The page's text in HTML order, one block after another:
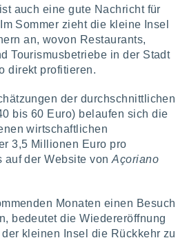
auch eine gute Nachricht für
Sommer zieht die kleine Insel
an, wovon Restaurants,
Tourismusbetriebe in der Stadt
direkt profitieren.
der durchschnittlichen
bis 60 Euro) belaufen sich die
wirtschaftlichen
3,5 Millionen Euro pro
auf der Website vonAçoriano
Monaten einen Besuch
bedeutet die Wiedereröffnung
kleinen Insel die Rückkehr zu